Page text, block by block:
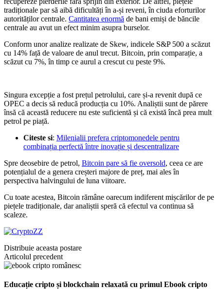
tradiționale par să aibă dificultăți în a-și reveni, în ciuda eforturilor
autorităților centrale. Cantitatea enormă de bani emiși de băncile
centrale au avut un efect minim asupra burselor.
Conform unor analize realizate de Skew, indicele S&P 500 a scăzut
cu 14% față de valoare de anul trecut. Bitcoin, prin comparație, a
scăzut cu 7%, în timp ce aurul a crescut cu peste 9%.
Singura excepție a fost prețul petrolului, care și-a revenit după ce
OPEC a decis să reducă producția cu 10%. Analiștii sunt de părere
însă că această reducere nu este suficientă și că există încă prea mult
petrol pe piață.
Citeste si: Milenialii prefera criptomonedele pentru
combinația perfectă între inovație și descentralizare
Spre deosebire de petrol, Bitcoin pare să fie oversold, ceea ce are
potențialul de a genera creșteri majore de preț, mai ales în
perspectiva halvingului de luna viitoare.
Cu toate acestea, Bitcoin rămâne oarecum indiferent mișcărilor de pe
piețele tradiționale, dar analiștii speră că efectul va continua să
scaleze.
Distribuie aceasta postare
Articolul precedent
Educație cripto și blockchain relaxată cu primul Ebook cripto